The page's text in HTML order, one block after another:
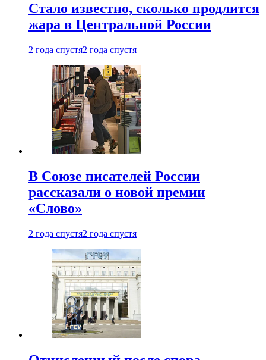
Стало известно, сколько продлится
жара в Центральной России
2 года спустя2 года спустя
В Союзе писателей России
рассказали о новой премии
«Слово»
2 года спустя2 года спустя